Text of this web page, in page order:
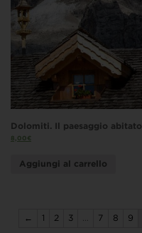
Dolomiti. Il paesaggio abitato
8,00€
Aggiungi al carrello
← 1 2 3 … 7 8 9